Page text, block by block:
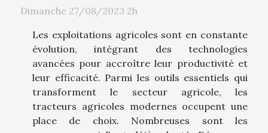
Dimanche 27/08/2023 2h
Les exploitations agricoles sont en constante
évolution, intégrant des technologies
avancées pour accroître leur productivité et
leur efficacité. Parmi les outils essentiels qui
transforment le secteur agricole, les
tracteurs agricoles modernes occupent une
place de choix. Nombreuses sont les